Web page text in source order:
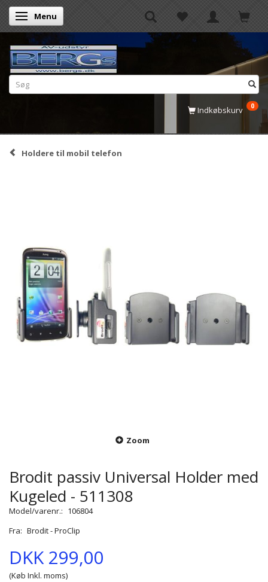
Skifte navigation
Menu
Indkøbskurv 0
Holdere til mobil telefon
Zoom
Brodit passiv Universal Holder med
Kugeled - 511308
Model/varenr.: 106804
Fra: Brodit - ProClip
DKK 299,00
(Køb Inkl. moms)